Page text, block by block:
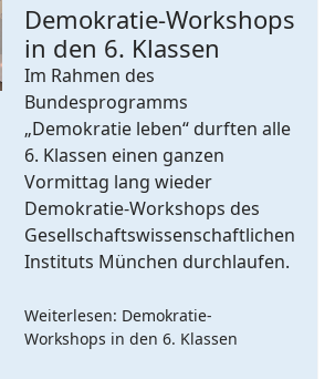
Next
Demokratie-Workshops
in den 6. Klassen
Im Rahmen des
Bundesprogramms
„Demokratie leben“ durften alle
6. Klassen einen ganzen
Vormittag lang wieder
Demokratie-Workshops des
Gesellschaftswissenschaftlichen
Instituts München durchlaufen.
Weiterlesen: Demokratie-
Workshops in den 6. Klassen